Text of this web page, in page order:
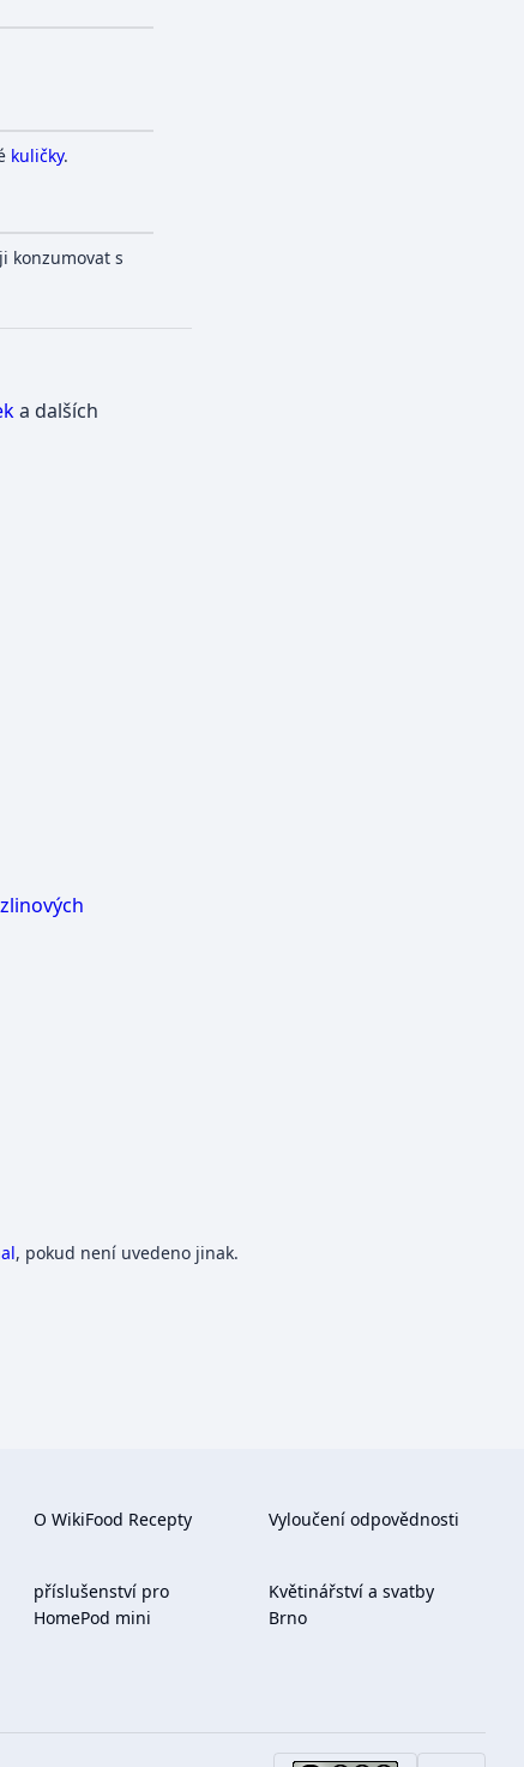
kuličky.
konzumovat s
a dalších
, pokud není uvedeno jinak.
O WikiFood Recepty Vyloučení odpovědnosti
příslušenství pro
HomePod mini
Květinářství a svatby
Brno